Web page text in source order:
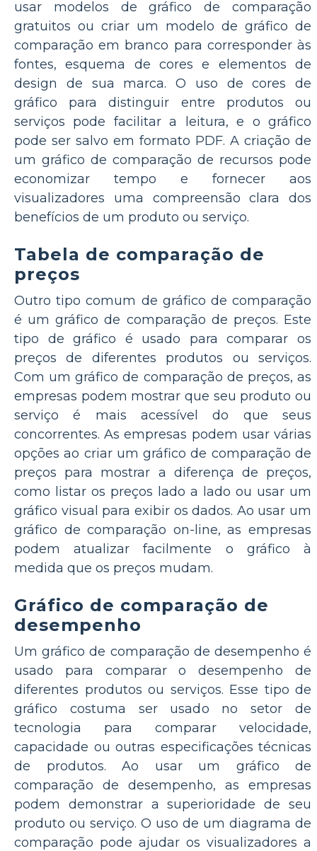
usar modelos de gráfico de comparação
gratuitos ou criar um modelo de gráfico de
comparação em branco para corresponder às
fontes, esquema de cores e elementos de
design de sua marca. O uso de cores de
gráfico para distinguir entre produtos ou
serviços pode facilitar a leitura, e o gráfico
pode ser salvo em formato PDF. A criação de
um gráfico de comparação de recursos pode
economizar tempo e fornecer aos
visualizadores uma compreensão clara dos
benefícios de um produto ou serviço.
Tabela de comparação de
preços
Outro tipo comum de gráfico de comparação
é um gráfico de comparação de preços. Este
tipo de gráfico é usado para comparar os
preços de diferentes produtos ou serviços.
Com um gráfico de comparação de preços, as
empresas podem mostrar que seu produto ou
serviço é mais acessível do que seus
concorrentes. As empresas podem usar várias
opções ao criar um gráfico de comparação de
preços para mostrar a diferença de preços,
como listar os preços lado a lado ou usar um
gráfico visual para exibir os dados. Ao usar um
gráfico de comparação on-line, as empresas
podem atualizar facilmente o gráfico à
medida que os preços mudam.
Gráfico de comparação de
desempenho
Um gráfico de comparação de desempenho é
usado para comparar o desempenho de
diferentes produtos ou serviços. Esse tipo de
gráfico costuma ser usado no setor de
tecnologia para comparar velocidade,
capacidade ou outras especificações técnicas
de produtos. Ao usar um gráfico de
comparação de desempenho, as empresas
podem demonstrar a superioridade de seu
produto ou serviço. O uso de um diagrama de
comparação pode ajudar os visualizadores a